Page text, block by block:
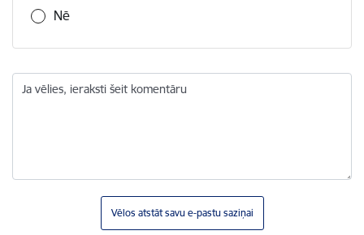
Nē
Ja vēlies, ieraksti šeit komentāru
Vēlos atstāt savu e-pastu saziņai